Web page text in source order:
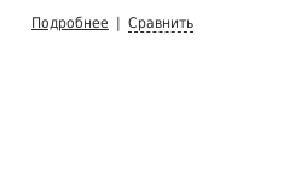
Подробнее Сравнить